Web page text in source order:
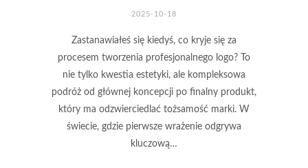
2025-10-18
Zastanawiałeś się kiedyś, co kryje się za
procesem tworzenia profesjonalnego logo? To
nie tylko kwestia estetyki, ale kompleksowa
podróż od głównej koncepcji po finalny produkt,
który ma odzwierciedlać tożsamość marki. W
świecie, gdzie pierwsze wrażenie odgrywa
kluczową…